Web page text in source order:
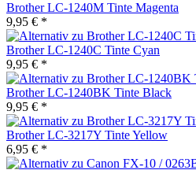
Brother LC-1240M Tinte Magenta
9,95 € *
Brother LC-1240C Tinte Cyan
9,95 € *
Brother LC-1240BK Tinte Black
9,95 € *
Brother LC-3217Y Tinte Yellow
6,95 € *